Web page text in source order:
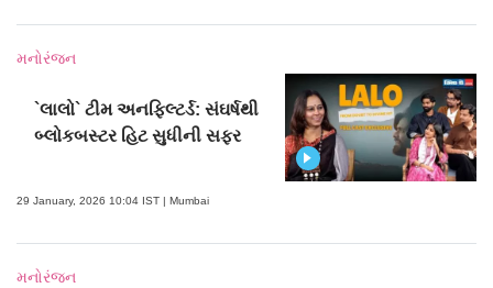
મનોરંજન
`લાલો` ટીમ અનફિલ્ટર્ડ: સંઘર્ષથી
બ્લોકબસ્ટર હિટ સુધીની સફર
29 January, 2026 10:04 IST | Mumbai
મનોરંજન